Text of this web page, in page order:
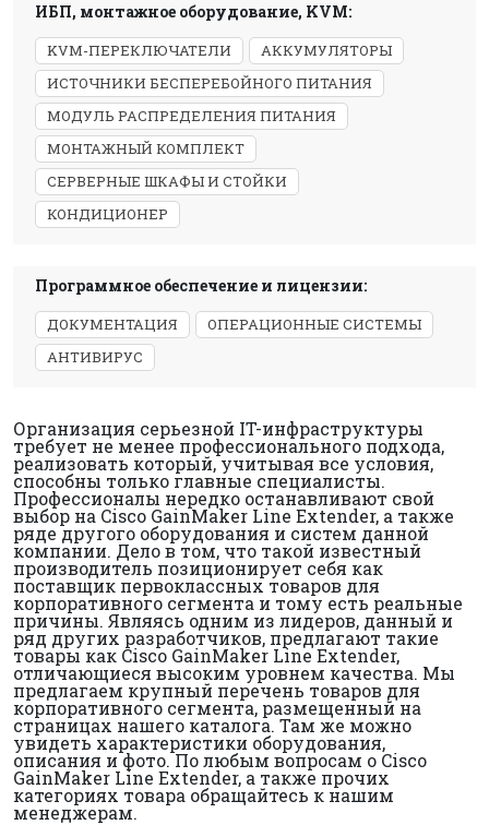
ИБП, монтажное оборудование, KVM:
KVM-ПЕРЕКЛЮЧАТЕЛИ
АККУМУЛЯТОРЫ
ИСТОЧНИКИ БЕСПЕРЕБОЙНОГО ПИТАНИЯ
МОДУЛЬ РАСПРЕДЕЛЕНИЯ ПИТАНИЯ
МОНТАЖНЫЙ КОМПЛЕКТ
СЕРВЕРНЫЕ ШКАФЫ И СТОЙКИ
КОНДИЦИОНЕР
Программное обеспечение и лицензии:
ДОКУМЕНТАЦИЯ
ОПЕРАЦИОННЫЕ СИСТЕМЫ
АНТИВИРУС
Организация серьезной IT-инфраструктуры
требует не менее профессионального подхода,
реализовать который, учитывая все условия,
способны только главные специалисты.
Профессионалы нередко останавливают свой
выбор на Cisco GainMaker Line Extender, а также
ряде другого оборудования и систем данной
компании. Дело в том, что такой известный
производитель позиционирует себя как
поставщик первоклассных товаров для
корпоративного сегмента и тому есть реальные
причины. Являясь одним из лидеров, данный и
ряд других разработчиков, предлагают такие
товары как Cisco GainMaker Line Extender,
отличающиеся высоким уровнем качества. Мы
предлагаем крупный перечень товаров для
корпоративного сегмента, размещенный на
страницах нашего каталога. Там же можно
увидеть характеристики оборудования,
описания и фото. По любым вопросам о Cisco
GainMaker Line Extender, а также прочих
категориях товара обращайтесь к нашим
менеджерам.